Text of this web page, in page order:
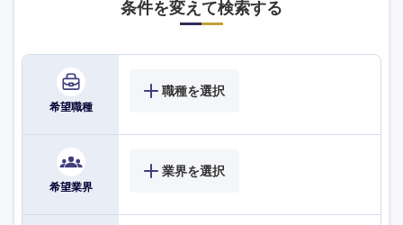
条件を変えて検索する
希望職種
職種を選択
希望業界
業界を選択